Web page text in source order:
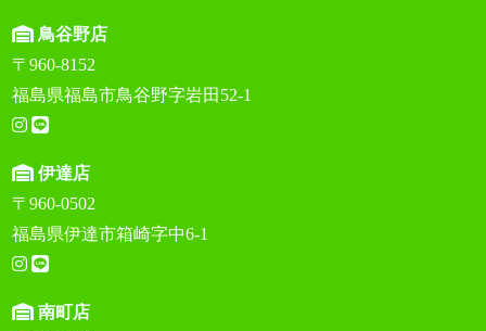
鳥谷野店
〒960-8152
福島県福島市鳥谷野字岩田52-1
伊達店
〒960-0502
福島県伊達市箱崎字中6-1
南町店